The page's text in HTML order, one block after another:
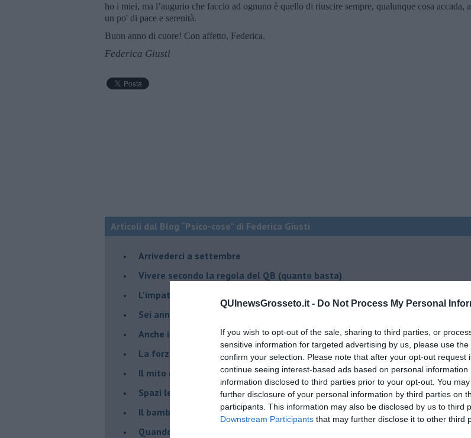
QUInewsGrosseto.it - Do Not Process My Personal
If you wish to opt-out of the sale, sharing to third parties, or
sensitive information for targeted advertising by us, please use
confirm your selection. Please note that after your opt-out request
continue seeing interest-based ads based on personal
information disclosed to third parties prior to your opt-out. You
further disclosure of your personal information by third parties on
participants. This information may also be disclosed by us to third
Downstream Participants that may further disclose it to other third
ho i miei, ma l’augurio che faccio ad ognuno è quello di riuscire sempre, qualunque cosa accada,
un po' di pace e serenità.
Buon anno di cuore! Con affetto, Federica.
Federica Giusti
Articoli dal Blog “Psico-cose” di Federica Giusti
​Arrivederci a settembre
​Vivere secondo la regola del QB (quanto basta)
​L'impatto delle alte temperature sull’umore
Sei anni di Psico-Cose
​Anche il terapeuta “sente”
​La forza silenziosa dell'impegno
​Il mito della madre leonessa
Spazi leggeri per tempi complessi
Il bambino, il marshmallow e il tempo
​Quando cambia il nome di una sindrome